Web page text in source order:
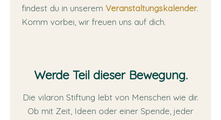
findest du in unserem Veranstaltungskalender.
Komm vorbei, wir freuen uns auf dich.
Werde Teil dieser Bewegung.
Die vilaron Stiftung lebt von Menschen wie dir.
Ob mit Zeit, Ideen oder einer Spende, jeder